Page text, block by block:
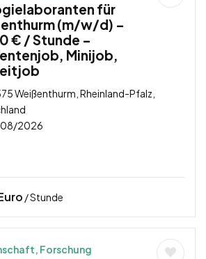
für
(m/w/d) –
€ / Stunde –
Minijob,
Weißenthurm, Rheinland-Pfalz,
2026
/ Stunde
Forschung